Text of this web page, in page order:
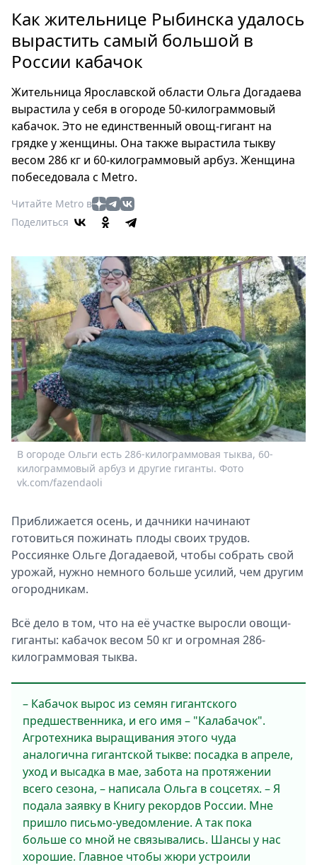
Россия
Мир
Здоровье
Туризм
Мода
Театр
Кино
Афиша
Книги
Выставки
релизы
О
Metro
Стримы
Спецпроекты
Звезды
Выборы
2026
Скачай
Metro
Как жительнице Рыбинска удалось
вырастить самый большой в
России кабачок
Жительница Ярославской области Ольга Догадаева
вырастила у себя в огороде 50-килограммовый
кабачок. Это не единственный овощ-гигант на
грядке у женщины. Она также вырастила тыкву
весом 286 кг и 60-килограммовый арбуз. Женщина
побеседовала с Metro.
Читайте Metro в
Поделиться
В огороде Ольги есть 286-килограммовая тыква, 60-
килограммовый арбуз и другие гиганты. Фото
vk.com/fazendaoli
Приближается осень, и дачники начинают
готовиться пожинать плоды своих трудов.
Россиянке Ольге Догадаевой, чтобы собрать свой
урожай, нужно немного больше усилий, чем другим
огородникам.
Всё дело в том, что на её участке выросли овощи-
гиганты: кабачок весом 50 кг и огромная 286-
килограммовая тыква.
– Кабачок вырос из семян гигантского
предшественника, и его имя – "Калабачок".
Агротехника выращивания этого чуда
аналогична гигантской тыкве: посадка в апреле,
уход и высадка в мае, забота на протяжении
всего сезона, – написала Ольга в соцсетях. – Я
подала заявку в Книгу рекордов России. Мне
пришло письмо-уведомление. А так пока
больше со мной не связывались. Шансы у нас
хорошие. Главное чтобы жюри устроили